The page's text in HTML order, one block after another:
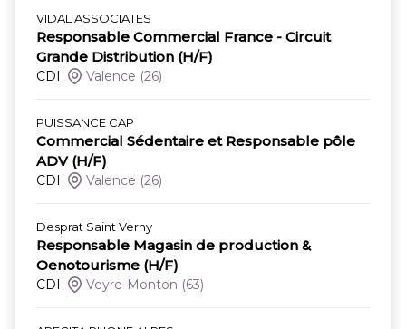
VIDAL ASSOCIATES
Responsable Commercial France - Circuit
Grande Distribution (H/F)
CDI Valence (26)
PUISSANCE CAP
Commercial Sédentaire et Responsable pôle
ADV (H/F)
CDI Valence (26)
Desprat Saint Verny
Responsable Magasin de production &
Oenotourisme (H/F)
CDI Veyre-Monton (63)